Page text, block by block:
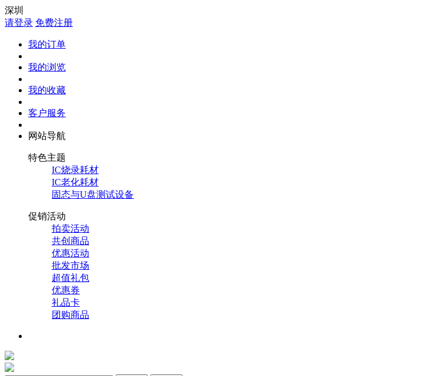
深圳
请登录 免费注册
我的订单
我的浏览
我的收藏
客户服务
网站导航
特色主题
IC烧录耗材
IC老化耗材
固态与U盘测试设备
促销活动
拍卖活动
共创商品
优惠活动
批发市场
超值礼包
优惠券
礼品卡
团购商品